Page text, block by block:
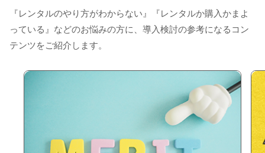
『レンタルのやり方がわからない』『レンタルか購入かまよ
っている』などのお悩みの方に、導入検討の参考になるコン
テンツをご紹介します。